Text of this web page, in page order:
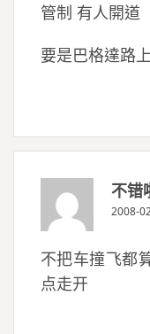
管制 有人開道
要是巴格達路
不错
2008-
不把车撞飞都
点走开